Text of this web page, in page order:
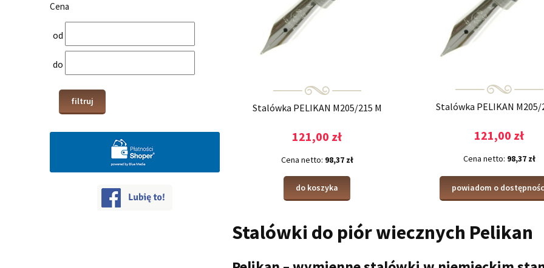
Cena
od
do
filtruj
Stalówka PELIKAN M205/215 M
121,00 zł
Cena netto: 98,37 zł
do koszyka
Stalówka PELIKAN M205/
121,00 zł
Cena netto: 98,37 zł
powiadom o
Stalówki do piór wiecznych Pelikan